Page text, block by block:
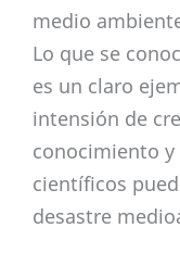
medio
Lo que se
es un claro
intensión de
conocimiento
científicos
desastre